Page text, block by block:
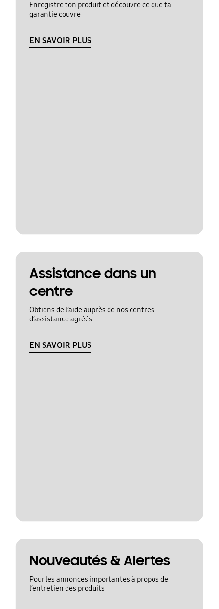
Enregistre ton produit et découvre ce que ta
garantie couvre
EN SAVOIR PLUS
Assistance dans un
centre
Obtiens de l’aide auprès de nos centres
d’assistance agréés
EN SAVOIR PLUS
Nouveautés & Alertes
Pour les annonces importantes à propos de
l’entretien des produits